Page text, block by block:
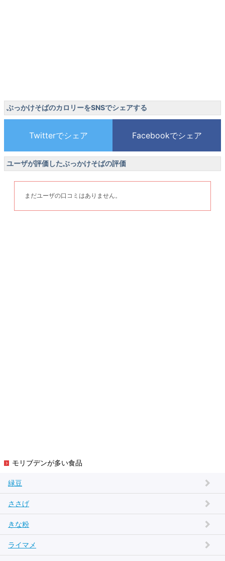
ぶっかけそばのカロリーをSNSでシェアする
ユーザが評価したぶっかけそばの評価
まだユーザの口コミはありません。
モリブデンが多い食品
緑豆
ささげ
きな粉
ライマメ